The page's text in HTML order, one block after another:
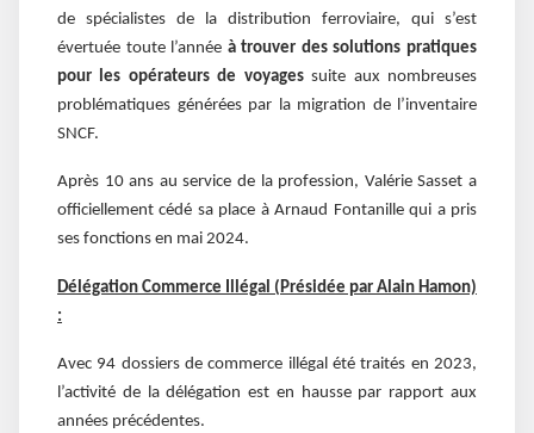
de spécialistes de la distribution ferroviaire, qui s’est
évertuée toute l’année à trouver des solutions pratiques
pour les opérateurs de voyagessuite aux nombreuses
problématiques générées par la migration de l’inventaire
SNCF.
Après 10 ans au service de la profession, Valérie Sasset a
officiellement cédé sa place à Arnaud Fontanille qui a pris
ses fonctions en mai 2024.
Délégation Commerce Illégal (Présidée par Alain Hamon)
:
Avec 94 dossiers de commerce illégal été traités en 2023,
l’activité de la délégation est en hausse par rapport aux
années précédentes.